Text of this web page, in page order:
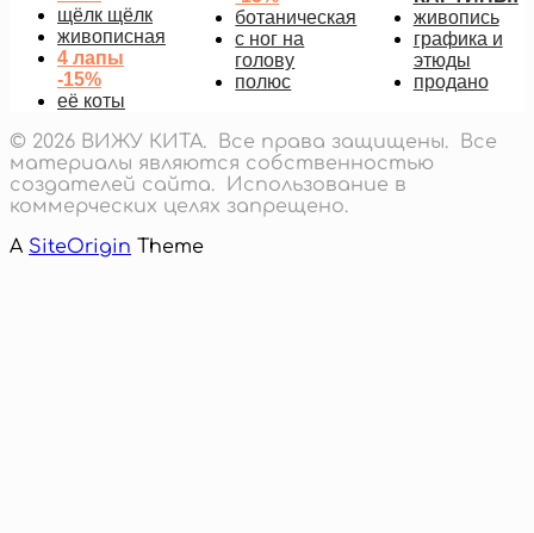
щёлк щёлк
живописная
4 лапы
-15%
её коты
ботаническая
с ног на
голову
полюс
живопись
графика и
этюды
продано
© 2026 ВИЖУ КИТА. Все права защищены. Все
материалы являются собственностью
создателей сайта. Использование в
коммерческих целях запрещено.
A SiteOrigin Theme